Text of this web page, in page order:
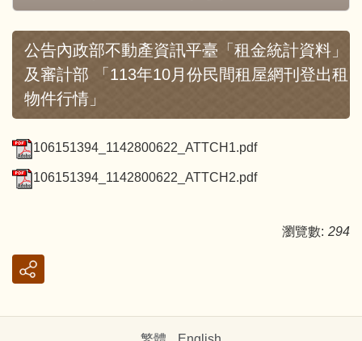
公告內政部不動產資訊平臺「租金統計資料」
及審計部 「113年10月份民間租屋網刊登出租
物件行情」
106151394_1142800622_ATTCH1.pdf
106151394_1142800622_ATTCH2.pdf
瀏覽數: 294